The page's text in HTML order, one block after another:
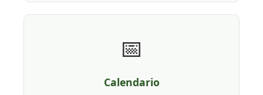
📅
Calendario